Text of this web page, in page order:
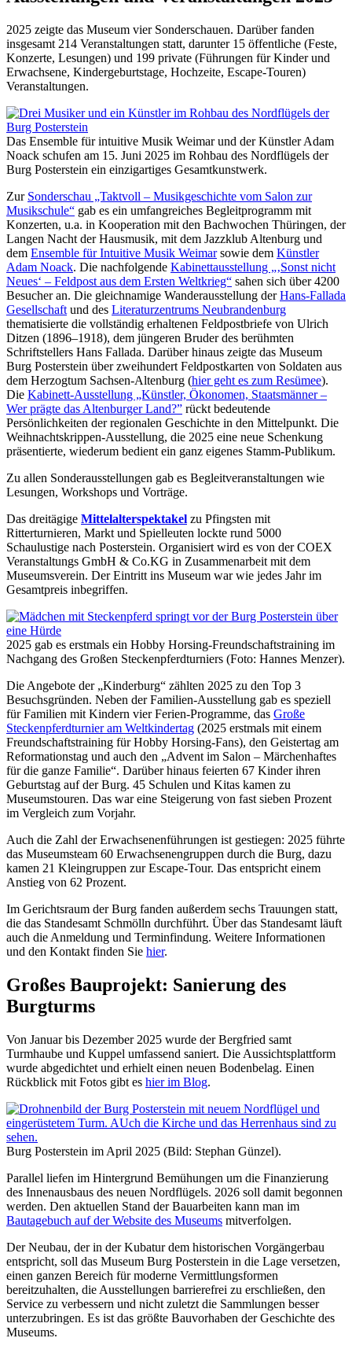
2025 zeigte das Museum vier Sonderschauen. Darüber fanden
insgesamt 214 Veranstaltungen statt, darunter 15 öffentliche (Feste,
Konzerte, Lesungen) und 199 private (Führungen für Kinder und
Erwachsene, Kindergeburtstage, Hochzeite, Escape-Touren)
Veranstaltungen.
Das Ensemble für intuitive Musik Weimar und der Künstler Adam
Noack schufen am 15. Juni 2025 im Rohbau des Nordflügels der
Burg Posterstein ein einzigartiges Gesamtkunstwerk.
Zur Sonderschau „Taktvoll – Musikgeschichte vom Salon zur
Musikschule“ gab es ein umfangreiches Begleitprogramm mit
Konzerten, u.a. in Kooperation mit den Bachwochen Thüringen, der
Langen Nacht der Hausmusik, mit dem Jazzklub Altenburg und
dem Ensemble für Intuitive Musik Weimarsowie dem Künstler
Adam Noack. Die nachfolgende Kabinettausstellung „‚Sonst nicht
Neues‘ – Feldpost aus dem Ersten Weltkrieg“ sahen sich über 4200
Besucher an. Die gleichnamige Wanderausstellung derHans-Fallada
Gesellschaft und des Literaturzentrums Neubrandenburg
thematisierte die vollständig erhaltenen Feldpostbriefe von Ulrich
Ditzen (1896–1918), dem jüngeren Bruder des berühmten
Schriftstellers Hans Fallada. Darüber hinaus zeigte das Museum
Burg Posterstein über zweihundert Feldpostkarten von Soldaten aus
dem Herzogtum Sachsen-Altenburg (hier geht es zum Resümee).
Die Kabinett-Ausstellung „Künstler, Ökonomen, Staatsmänner –
Wer prägte das Altenburger Land?” rückt bedeutende
Persönlichkeiten der regionalen Geschichte in den Mittelpunkt. Die
Weihnachtskrippen-Ausstellung, die 2025 eine neue Schenkung
präsentierte, wiederum bedient ein ganz eigenes Stamm-Publikum.
Zu allen Sonderausstellungen gab es Begleitveranstaltungen wie
Lesungen, Workshops und Vorträge.
Das dreitägige Mittelalterspektakel zu Pfingsten mit
Ritterturnieren, Markt und Spielleuten lockte rund 5000
Schaulustige nach Posterstein. Organisiert wird es von der COEX
Veranstaltungs GmbH & Co.KG in Zusammenarbeit mit dem
Museumsverein. Der Eintritt ins Museum war wie jedes Jahr im
Gesamtpreis inbegriffen.
2025 gab es erstmals ein Hobby Horsing-Freundschaftstraining im
Nachgang des Großen Steckenpferdturniers (Foto: Hannes Menzer).
Die Angebote der „Kinderburg“ zählten 2025 zu den Top 3
Besuchsgründen. Neben der Familien-Ausstellung gab es speziell
für Familien mit Kindern vier Ferien-Programme, das Große
Steckenpferdturnier am Weltkindertag (2025 erstmals mit einem
Freundschaftstraining für Hobby Horsing-Fans), den Geistertag am
Reformationstag und auch den „Advent im Salon – Märchenhaftes
für die ganze Familie“. Darüber hinaus feierten 67 Kinder ihren
Geburtstag auf der Burg. 45 Schulen und Kitas kamen zu
Museumstouren. Das war eine Steigerung von fast sieben Prozent
im Vergleich zum Vorjahr.
Auch die Zahl der Erwachsenenführungen ist gestiegen: 2025 führte
das Museumsteam 60 Erwachsenengruppen durch die Burg, dazu
kamen 21 Kleingruppen zur Escape-Tour. Das entspricht einem
Anstieg von 62 Prozent.
Im Gerichtsraum der Burg fanden außerdem sechs Trauungen statt,
die das Standesamt Schmölln durchführt. Über das Standesamt läuft
auch die Anmeldung und Terminfindung. Weitere Informationen
und den Kontakt finden Sie hier.
Großes Bauprojekt: Sanierung des
Burgturms
Von Januar bis Dezember 2025 wurde der Bergfried samt
Turmhaube und Kuppel umfassend saniert. Die Aussichtsplattform
wurde abgedichtet und erhielt einen neuen Bodenbelag. Einen
Rückblick mit Fotos gibt es hier im Blog.
Burg Posterstein im April 2025 (Bild: Stephan Günzel).
Parallel liefen im Hintergrund Bemühungen um die Finanzierung
des Innenausbaus des neuen Nordflügels. 2026 soll damit begonnen
werden. Den aktuellen Stand der Bauarbeiten kann man im
Bautagebuch auf der Website des Museums mitverfolgen.
Der Neubau, der in der Kubatur dem historischen Vorgängerbau
entspricht, soll das Museum Burg Posterstein in die Lage versetzen,
einen ganzen Bereich für moderne Vermittlungsformen
bereitzuhalten, die Ausstellungen barrierefrei zu erschließen, den
Service zu verbessern und nicht zuletzt die Sammlungen besser
unterzubringen. Es ist das größte Bauvorhaben der Geschichte des
Museums.